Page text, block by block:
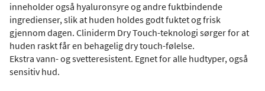
inneholder også hyaluronsyre og andre fuktbindende
ingredienser, slik at huden holdes godt fuktet og frisk
gjennom dagen. Cliniderm Dry Touch-teknologi sørger for at
huden raskt får en behagelig dry touch-følelse.
Ekstra vann- og svetteresistent. Egnet for alle hudtyper, også
sensitiv hud.